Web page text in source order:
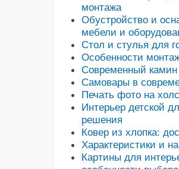
монтажа
Обустройство и
мебели и
Стол и стулья для
Особенности
Современный
Самовары в
Печать фото на
Интерьер детской
решения
Ковер из хлопка:
Характеристики и
Картины для